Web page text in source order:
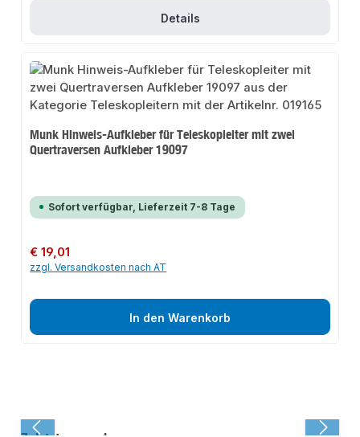
Details
Munk Hinweis-Aufkleber für Teleskopleiter mit zwei
Quertraversen Aufkleber 19097
Sofort verfügbar, Lieferzeit 7-8 Tage
Regulärer Preis:
€ 19,01
zzgl. Versandkosten nach AT
In den Warenkorb